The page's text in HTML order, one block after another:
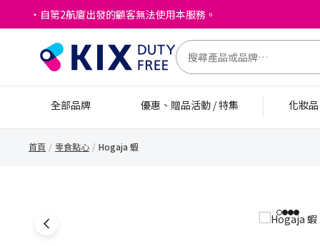
・自第2航廈出發的顧客無法使用本服務。
全部品牌 優惠、贈品活動 / 特集 化妝品
首頁 零食點心 Hogaja 蝦
1234